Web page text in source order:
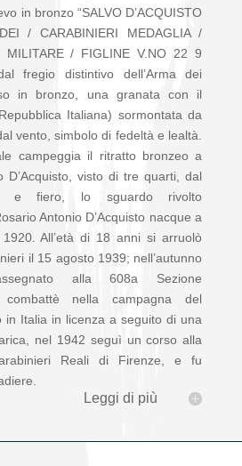
in bronzo “SALVO D’ACQUISTO
/ CARABINIERI MEDAGLIA /
MILITARE / FIGLINE V.NO 22 9
fregio distintivo dell’Arma dei
in bronzo, una granata con il
Italiana) sormontata da
vento, simbolo di fedeltà e lealtà.
campeggia il ritratto bronzeo a
D’Acquisto, visto di tre quarti, dal
e fiero, lo sguardo rivolto
Antonio D’Acquisto nacque a
All’età di 18 anni si arruolò
il 15 agosto 1939; nell’autunno
alla 608a Sezione
combattè nella campagna del
in Italia in licenza a seguito di una
nel 1942 seguì un corso alla
Reali di Firenze, e fu
Leggi di più